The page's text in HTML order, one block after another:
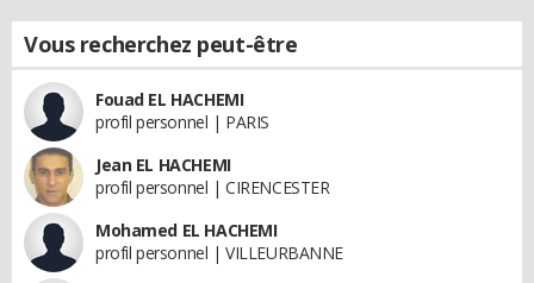
Vous recherchez peut-être
Fouad EL HACHEMI
profil personnel | PARIS
Jean EL HACHEMI
profil personnel | CIRENCESTER
Mohamed EL HACHEMI
profil personnel | VILLEURBANNE